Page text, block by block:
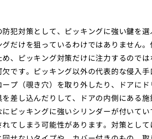
防犯対策として、ピッキングに強い鍵を
グだけを狙っているわけではありません
め、ピッキング対策だけに注力するので
欠です。ピッキング以外の代表的な侵入
ープ（覗き穴）を取り外したり、ドアに
を差し込んだりして、ドアの内側にある
にピッキングに強いシリンダーが付いて
れてしまう可能性があります。対策とし